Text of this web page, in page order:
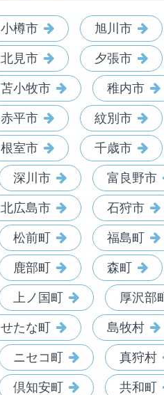
小樽市 旭川市
北見市 夕張市
苫小牧市 稚内市
赤平市 紋別市
根室市 千歳市
深川市 富良野市
北広島市 石狩市
松前町 福島町
鹿部町 森町
上ノ国町 厚沢部町
せたな町 島牧村
ニセコ町 真狩村
倶知安町 共和町